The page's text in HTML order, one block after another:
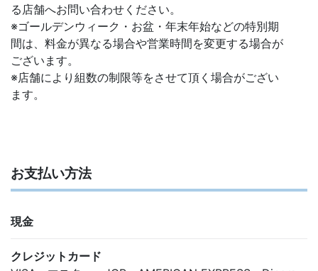
る店舗へお問い合わせください。
※ゴールデンウィーク・お盆・年末年始などの特別期
間は、料金が異なる場合や営業時間を変更する場合が
ございます。
※店舗により組数の制限等をさせて頂く場合がござい
ます。
お支払い方法
現金
クレジットカード